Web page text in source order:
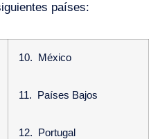
países:
10. México
11. Países Bajos
12. Portugal